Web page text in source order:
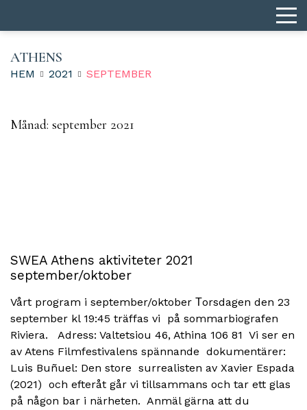
ATHENS
HEM 2021 SEPTEMBER
Månad: september 2021
SWEA Athens aktiviteter 2021
september/oktober
Vårt program i september/oktober Τorsdagen den 23
september kl 19:45 träffas vi på sommarbiografen
Riviera. Adress: Valtetsiou 46, Athina 106 81 Vi ser en
av Atens Filmfestivalens spännande dokumentärer:
Luis Buñuel: Den store surrealisten av Xavier Espada
(2021) och efteråt går vi tillsammans och tar ett glas
på någon bar i närheten. Anmäl gärna att du